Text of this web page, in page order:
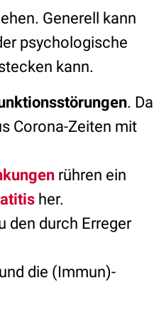
Generell kann
psychologische
kann.
.
Corona-Zeiten mit
rühren ein
her.
den durch Erreger
und die (Immun)-